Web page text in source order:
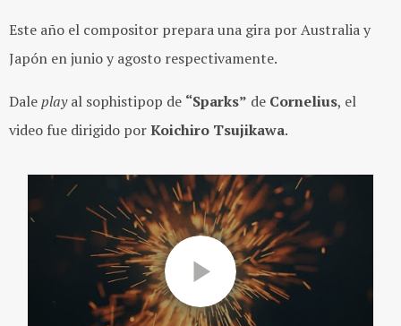
Este año el compositor prepara una gira por Australia y
Japón en junio y agosto respectivamente.
Daleplayal sophistipop de “Sparks” de Cornelius, el
video fue dirigido porKoichiro Tsujikawa.